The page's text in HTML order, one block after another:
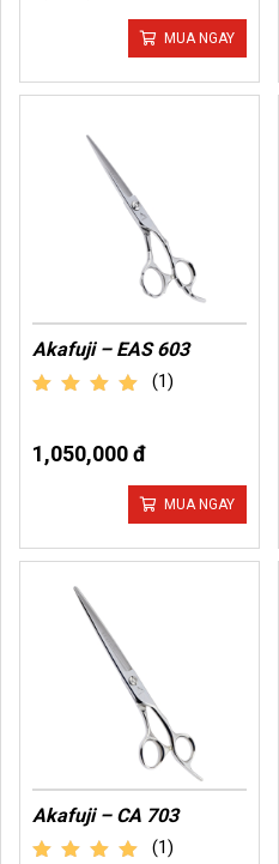
MUA NGAY
Akafuji – EAS 603
(1)
1,050,000 đ
MUA NGAY
Akafuji – CA 703
(1)